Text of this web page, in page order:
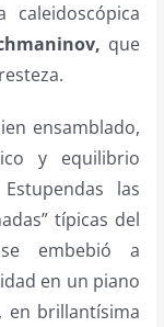
que
ensamblado,
y equilibrio
las
típicas del
embebió a
en un piano
en brillantísima